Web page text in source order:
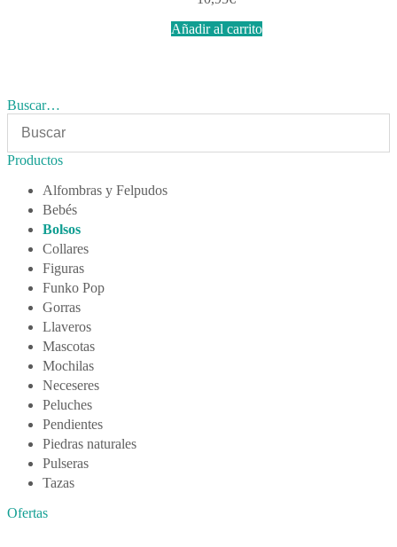
Añadir al carrito
Buscar…
Productos
Alfombras y Felpudos
Bebés
Bolsos
Collares
Figuras
Funko Pop
Gorras
Llaveros
Mascotas
Mochilas
Neceseres
Peluches
Pendientes
Piedras naturales
Pulseras
Tazas
Ofertas